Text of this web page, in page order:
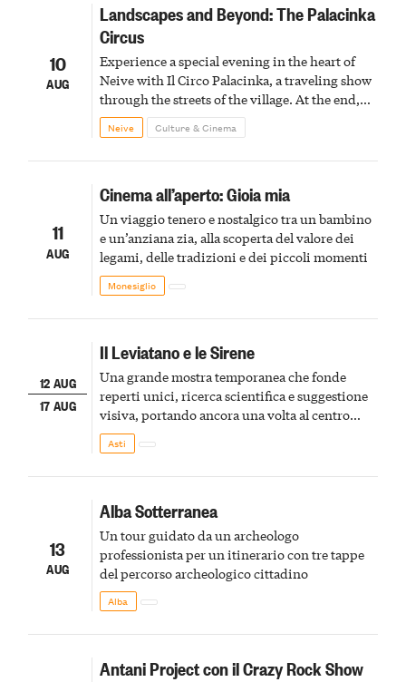
10
AUG
Landscapes and Beyond: The Palacinka
Circus
Experience a special evening in the heart of
Neive with Il Circo Palacinka, a traveling show
through the streets of the village. At the end,
Cascina Fonda Winery will offer a tasting of
two sparkling wines.
Neive Culture & Cinema
11
AUG
Cinema all’aperto: Gioia mia
Un viaggio tenero e nostalgico tra un bambino
e un’anziana zia, alla scoperta del valore dei
legami, delle tradizioni e dei piccoli momenti
Monesiglio
12 AUG
17 AUG
Il Leviatano e le Sirene
Una grande mostra temporanea che fonde
reperti unici, ricerca scientifica e suggestione
visiva, portando ancora una volta al centro
della scena le meraviglie del passato astigiano
Asti
13
AUG
Alba Sotterranea
Un tour guidato da un archeologo
professionista per un itinerario con tre tappe
del percorso archeologico cittadino
Alba
Antani Project con il Crazy Rock Show